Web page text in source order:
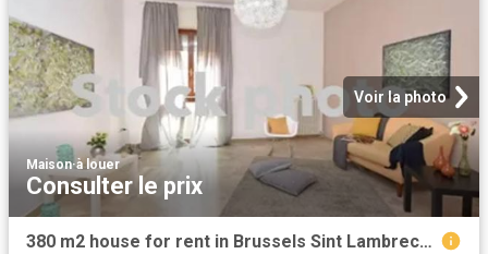
Voir la photo
Maison·à louer
Consulter le prix
380 m2 house for rent in Brussels Sint Lambrechts Woluwe